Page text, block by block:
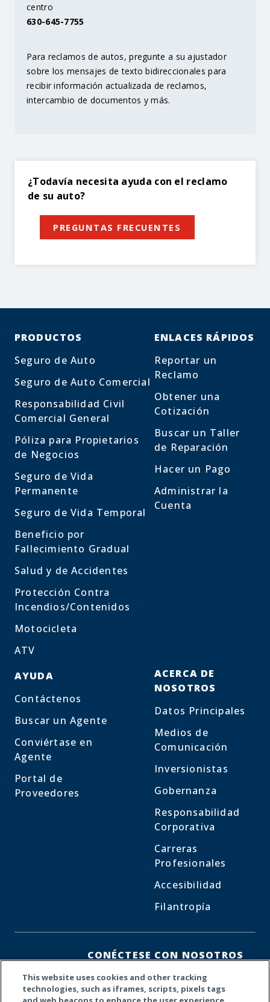
centro
630-645-7755
Para reclamos de autos, pregunte a su ajustador
sobre los mensajes de texto bidireccionales para
recibir información actualizada de reclamos,
intercambio de documentos y más.
¿Todavía necesita ayuda con el reclamo
de su auto?
PREGUNTAS FRECUENTES
PRODUCTOS
Seguro de Auto
Seguro de Auto Comercial
Responsabilidad Civil
Comercial General
Póliza para Propietarios
de Negocios
Seguro de Vida
Permanente
Seguro de Vida Temporal
Beneficio por
Fallecimiento Gradual
Salud y de Accidentes
Protección Contra
Incendios/Contenidos
Motocicleta
ATV
ENLACES RÁPIDOS
Reportar un
Reclamo
Obtener una
Cotización
Buscar un Taller
de Reparación
Hacer un Pago
Administrar la
Cuenta
AYUDA
Contáctenos
Buscar un Agente
Conviértase en
Agente
Portal de
Proveedores
ACERCA DE
NOSOTROS
Datos Principales
Medios de
Comunicación
Inversionistas
Gobernanza
Responsabilidad
Corporativa
Carreras
Profesionales
Accesibilidad
Filantropía
CONÉCTESE CON NOSOTROS
Facebook
X LinkedIn
This website uses cookies and other tracking
technologies, such as iframes, scripts, pixels tags